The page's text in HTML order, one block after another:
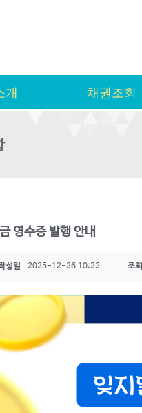
개 채권조회
영수증 발행 안내
성일 2025-12-26 10:22 조회